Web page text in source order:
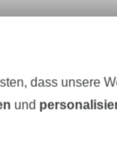
dass unsere
und